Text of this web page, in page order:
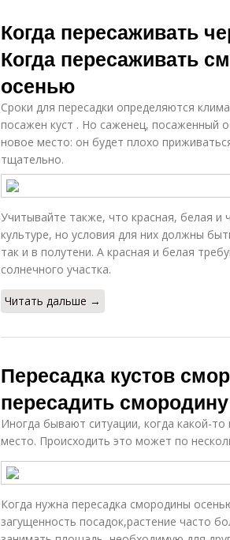
Когда пересаживать
Когда пересаживать
осенью
Сроки для пересадки определяются
посажен куст . Но саженец, посаженный
новое место: он будет плохо
тщательно.
Учитывайте также, что красная, белая и
культуре, но условия для них должны
так и в полутени. А красная и белая
солнечного участка.
Читать дальше →
Пересадка кустов
пересадить
Иногда бывают ситуации, когда какой-то
место. Происходить это может по
Когда нужна пересадка смородины
загущенность посадок,растение часто